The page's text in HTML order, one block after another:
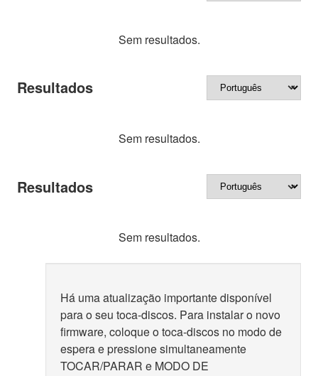
Sem resultados.
Resultados
Sem resultados.
Resultados
Sem resultados.
Há uma atualização importante disponível
para o seu toca-discos. Para instalar o novo
firmware, coloque o toca-discos no modo de
espera e pressione simultaneamente
TOCAR/PARAR e MODO DE